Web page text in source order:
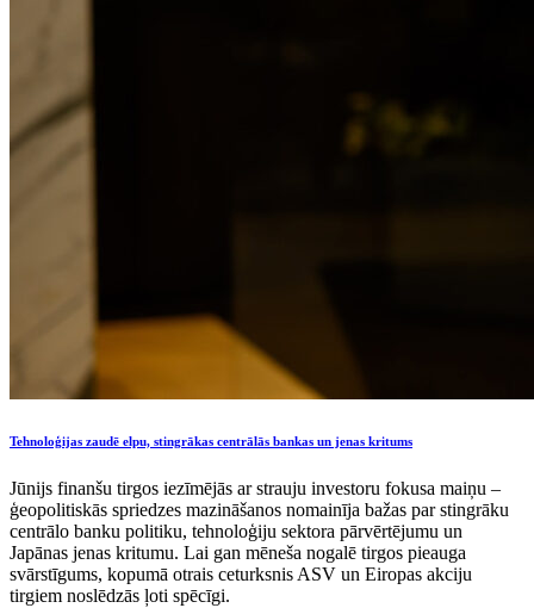
Tehnoloģijas zaudē elpu, stingrākas centrālās bankas un jenas kritums
Jūnijs finanšu tirgos iezīmējās ar strauju investoru fokusa maiņu –
ģeopolitiskās spriedzes mazināšanos nomainīja bažas par stingrāku
centrālo banku politiku, tehnoloģiju sektora pārvērtējumu un
Japānas jenas kritumu. Lai gan mēneša nogalē tirgos pieauga
svārstīgums, kopumā otrais ceturksnis ASV un Eiropas akciju
tirgiem noslēdzās ļoti spēcīgi.